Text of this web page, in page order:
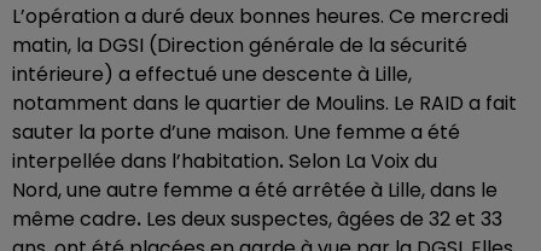
L’opération a duré deux bonnes heures. Ce mercredi
matin, la DGSI (Direction générale de la sécurité
intérieure) a effectué une descente à Lille,
notamment dans le quartier de Moulins. Le RAID a fait
sauter la porte d’une maison. Une femme a été
interpellée dans l’habitation.Selon La Voix du
Nord, une autre femme a été arrêtée à Lille, dans le
même cadre. Les deux suspectes, âgées de 32 et 33